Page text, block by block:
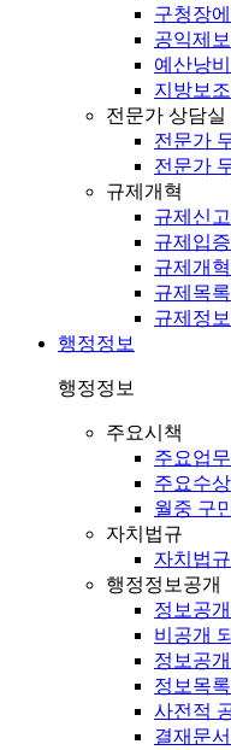
구청장
공익제보
예산낭
지방보
전문가 상담실
전문가
전문가
규제개혁
규제신
규제입
규제개
규제목록
규제정보
행정정보
행정정보
주요시책
주요업
주요수
월중 구
자치법규
자치법규
행정정보공개
정보공
비공개
정보공
정보목록
사전적
결재문